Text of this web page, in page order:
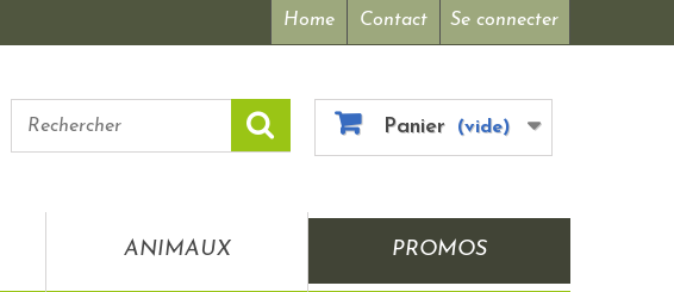
Se connecter
Home Contact
Panier (vide)
ANIMAUX PROMOS